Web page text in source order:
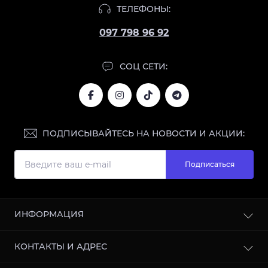
ТЕЛЕФОНЫ:
097 798 96 92
СОЦ СЕТИ:
ПОДПИСЫВАЙТЕСЬ НА НОВОСТИ И АКЦИИ:
Подписаться
ИНФОРМАЦИЯ
Отзывы
КОНТАКТЫ И АДРЕС